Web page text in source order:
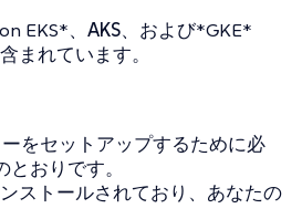
EKS*、 AKS、および*GKE*
まれています。
をセットアップするために必
おりです。
ストールされており、あなたの